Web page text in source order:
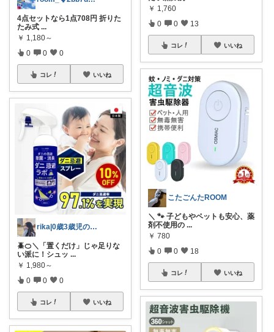
4点セットなら1点708円 折りた
たみ式 ...
￥ 1,180～
0 0 0
コレ いいね
rika|0歳3歳児のママ
🪲🍊＼「置くだけ」じゃ足りな
い派に！シュッ ...
￥ 1,980～
0 0 0
コレ いいね
￥ 1,760
0 0 13
コレ いいね
こたごんたROOM
＼ 🐾 子どもやペットも安心、薬
剤不使用の ...
￥ 780
0 0 18
コレ いいね